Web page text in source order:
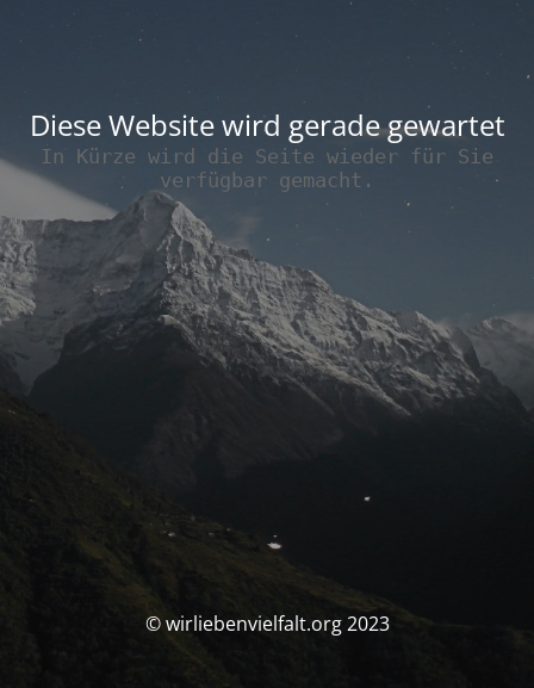
Diese Website wird gerade gewartet
In Kürze wird die Seite wieder für Sie
verfügbar gemacht.
© wirliebenvielfalt.org 2023